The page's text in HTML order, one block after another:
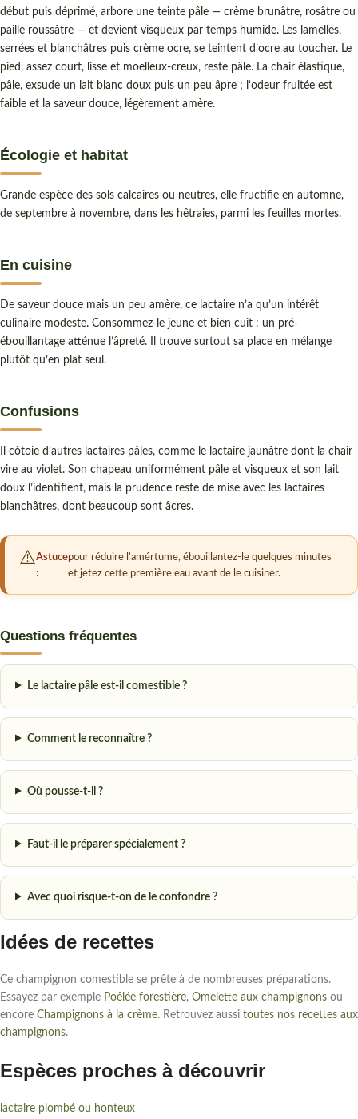
début puis déprimé, arbore une teinte pâle — crème brunâtre, rosâtre ou
paille roussâtre — et devient visqueux par temps humide. Les lamelles,
serrées et blanchâtres puis crème ocre, se teintent d’ocre au toucher. Le
pied, assez court, lisse et moelleux-creux, reste pâle. La chair élastique,
pâle, exsude un lait blanc doux puis un peu âpre ; l’odeur fruitée est
faible et la saveur douce, légèrement amère.
Écologie et habitat
Grande espèce des sols calcaires ou neutres, elle fructifie en automne,
de septembre à novembre, dans les hêtraies, parmi les feuilles mortes.
En cuisine
De saveur douce mais un peu amère, ce lactaire n’a qu’un intérêt
culinaire modeste. Consommez-le jeune et bien cuit : un pré-
ébouillantage atténue l’âpreté. Il trouve surtout sa place en mélange
plutôt qu’en plat seul.
Confusions
Il côtoie d’autres lactaires pâles, comme le lactaire jaunâtre dont la chair
vire au violet. Son chapeau uniformément pâle et visqueux et son lait
doux l’identifient, mais la prudence reste de mise avec les lactaires
blanchâtres, dont beaucoup sont âcres.
Astuce
:
pour réduire l’amértume, ébouillantez-le quelques minutes
et jetez cette première eau avant de le cuisiner.
Questions fréquentes
Le lactaire pâle est-il comestible ?
Comment le reconnaître ?
Où pousse-t-il ?
Faut-il le préparer spécialement ?
Avec quoi risque-t-on de le confondre ?
Idées de recettes
Ce champignon comestible se prête à de nombreuses préparations.
Essayez par exemple Poêlée forestière, Omelette aux champignons ou
encore Champignons à la crème. Retrouvez aussi toutes nos recettes aux
champignons.
Espèces proches à découvrir
lactaire plombé ou honteux